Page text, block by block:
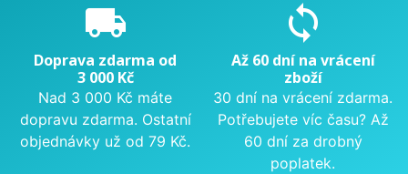
local_shipping
Doprava zdarma od
3 000 Kč
Nad 3 000 Kč máte
dopravu zdarma. Ostatní
objednávky už od 79 Kč.
sync
Až 60 dní na vrácení
zboží
30 dní na vrácení zdarma.
Potřebujete víc času? Až
60 dní za drobný
poplatek.